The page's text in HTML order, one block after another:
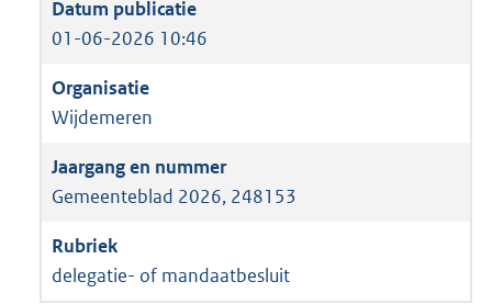
01-06-2026 10:46
Wijdemeren
Gemeenteblad 2026, 248153
delegatie- of mandaatbesluit